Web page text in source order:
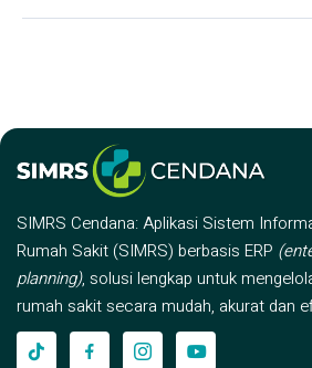
SIMRS Cendana: Aplikasi Sistem
Rumah Sakit (SIMRS) berbasis ERP
planning), solusi lengkap untuk
rumah sakit secara mudah, akurat dan